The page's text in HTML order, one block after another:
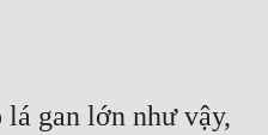
gan lớn như vậy,